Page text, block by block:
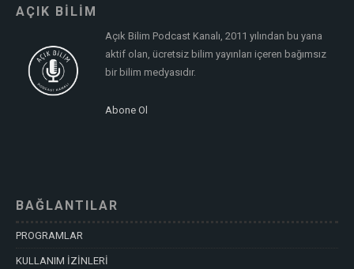
AÇIK BİLİM
Açık Bilim Podcast Kanalı, 2011 yılından bu yana
aktif olan, ücretsiz bilim yayınları içeren bağımsız
bir bilim medyasıdır.
Abone Ol
BAĞLANTILAR
PROGRAMLAR
KULLANIM İZİNLERİ